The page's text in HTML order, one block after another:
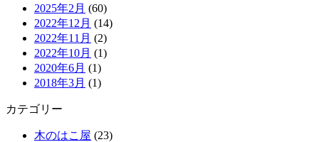
2025年2月 (60)
2022年12月 (14)
2022年11月 (2)
2022年10月 (1)
2020年6月 (1)
2018年3月 (1)
カテゴリー
木のはこ屋 (23)